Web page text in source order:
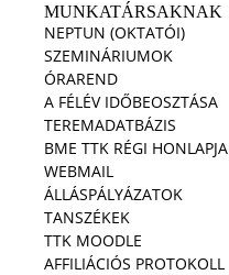
MUNKATÁRSAKNAK
NEPTUN (OKTATÓI)
SZEMINÁRIUMOK
ÓRAREND
A FÉLÉV IDŐBEOSZTÁSA
TEREMADATBÁZIS
BME TTK RÉGI HONLAPJA
WEBMAIL
ÁLLÁSPÁLYÁZATOK
TANSZÉKEK
TTK MOODLE
AFFILIÁCIÓS PROTOKOLL